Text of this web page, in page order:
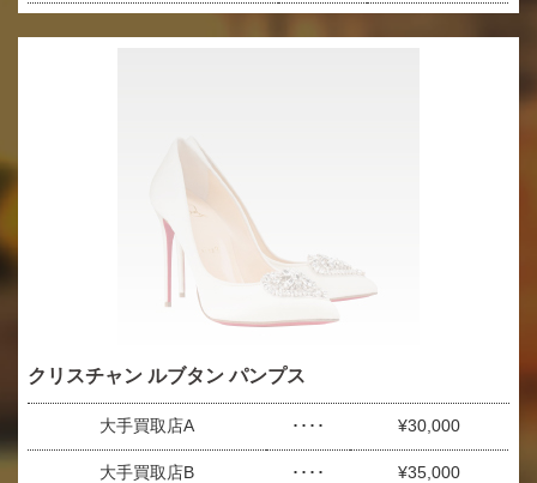
クリスチャン ルブタン パンプス
大手買取店A ････ ¥30,000
大手買取店B ････ ¥35,000